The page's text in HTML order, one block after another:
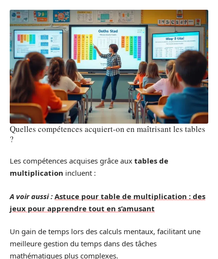
Quelles compétences acquiert-on en maîtrisant les tables
?
Les compétences acquises grâce aux tables de
multiplication incluent :
A voir aussi : Astuce pour table de multiplication : des
jeux pour apprendre tout en s’amusant
Un gain de temps lors des calculs mentaux, facilitant une
meilleure gestion du temps dans des tâches
mathématiques plus complexes.